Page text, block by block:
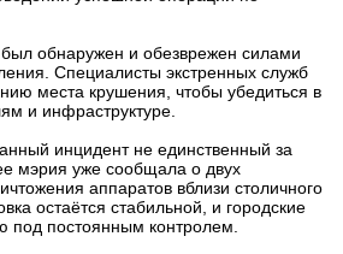
обнаружен и обезврежен силами
Специалисты экстренных служб
места крушения, чтобы убедиться в
и инфраструктуре.
инцидент не единственный за
мэрия уже сообщала о двух
аппаратов вблизи столичного
остаётся стабильной, и городские
под постоянным контролем.